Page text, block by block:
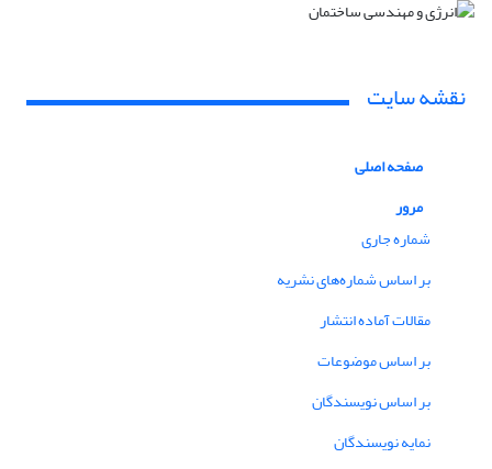
نقشه سایت
صفحه اصلی
مرور
شماره جاری
بر اساس شماره‌های نشریه
مقالات آماده انتشار
بر اساس موضوعات
بر اساس نویسندگان
نمایه نویسندگان